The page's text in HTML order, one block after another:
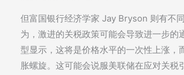
但富国银行经济学家 Jay Bryson 则有不
为，激进的关税政策可能会导致进一步的
型显示，这将是价格水平的一次性上涨，
胀螺旋。这可能会说服美联储在应对关税